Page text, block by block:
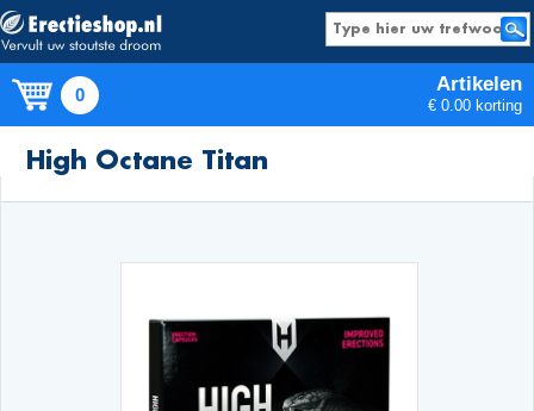
0 Artikelen
€ 0.00 korting
Producten
High Octane Titan